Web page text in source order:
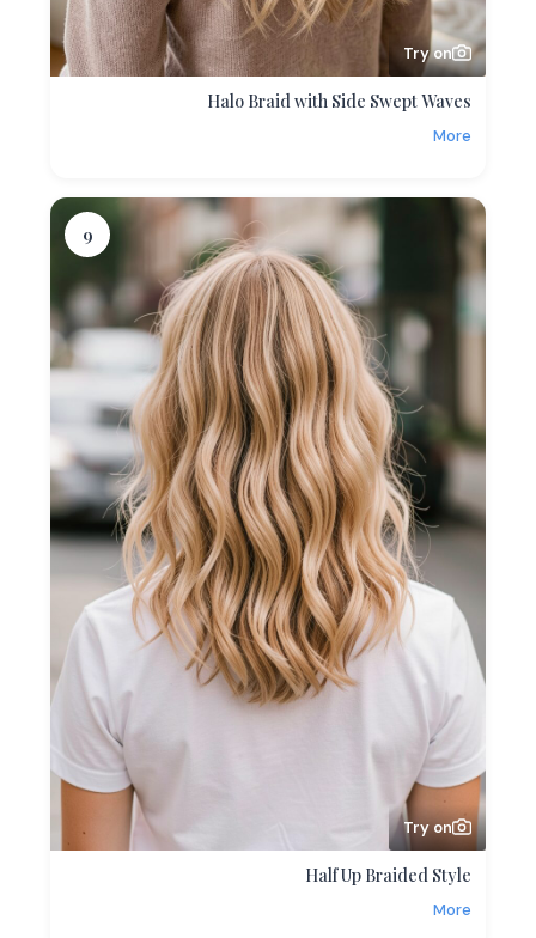
Try on
Halo Braid with Side Swept Waves
More
9
Try on
Half Up Braided Style
More